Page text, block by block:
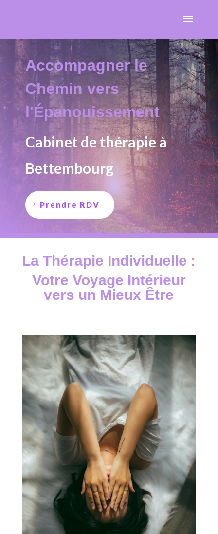
Accompagner le
Chemin vers
l'Épanouissement
Cabinet de thérapie à
Bettembourg
Prendre RDV
La Thérapie Individuelle :
Votre Voyage Intérieur
vers un Mieux Être